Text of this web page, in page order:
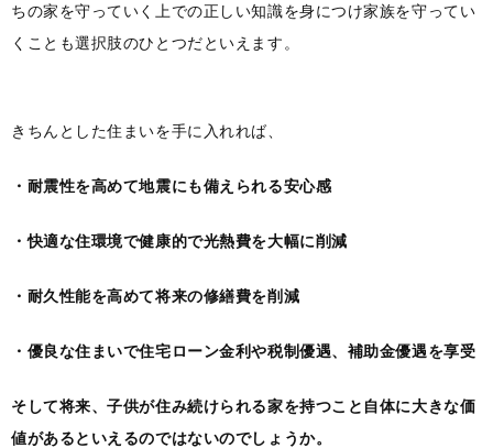
ちの家を守っていく上での正しい知識を身につけ家族を守ってい
くことも選択肢のひとつだといえます。
きちんとした住まいを手に入れれば、
・耐震性を高めて地震にも備えられる安心感
・快適な住環境で健康的で光熱費を大幅に削減
・耐久性能を高めて将来の修繕費を削減
・優良な住まいで住宅ローン金利や税制優遇、補助金優遇を享受
そして将来、子供が住み続けられる家を持つこと自体に大きな価
値があるといえるのではないのでしょうか。